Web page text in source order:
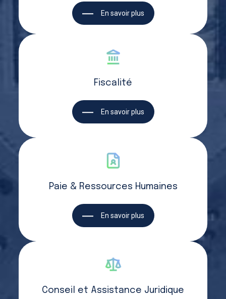
En savoir plus
Fiscalité
En savoir plus
Paie & Ressources Humaines
En savoir plus
Conseil et Assistance Juridique